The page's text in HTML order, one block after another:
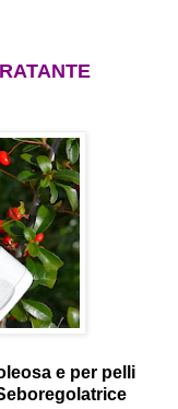
e per pelli